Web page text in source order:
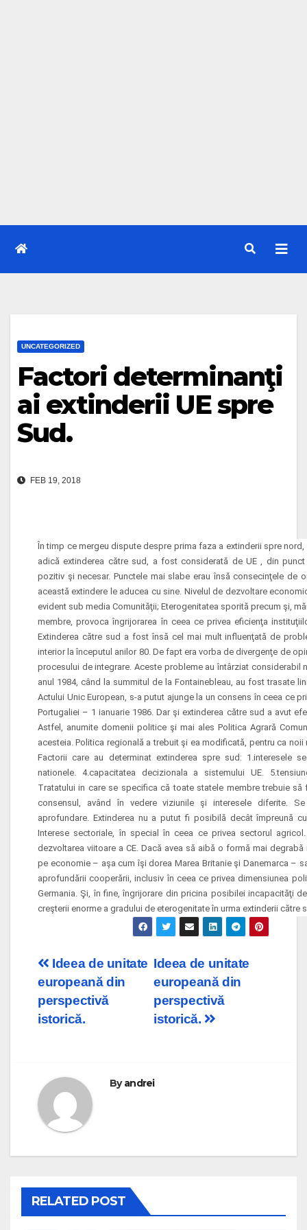
UNCATEGORIZED
Factori determinanţi
ai extinderii UE spre
Sud.
FEB 19, 2018
În timp ce mergeu dispute despre prima faza a extinderii spre nord,
adică extinderea către sud, a fost considerată de UE , din
pozitiv şi necesar. Punctele mai slabe erau însă consecinţele de
această extindere le aducea cu sine. Nivelul de dezvoltare
evident sub media Comunităţii; Eterogenitatea sporită precum şi,
membre, provoca îngrijorarea în ceea ce privea eficienţa
Extinderea către sud a fost însă cel mai mult influenţată de
interior la începutul anilor 80. De fapt era vorba de divergenţe de
procesului de integrare. Aceste probleme au întârziat considerabil
anul 1984, când la summitul de la Fontainebleau, au fost trasate
Actului Unic European, s-a putut ajunge la un consens în ceea ce
Portugaliei – 1 ianuarie 1986. Dar şi extinderea către sud a avut
Astfel, anumite domenii politice şi mai ales Politica Agrară
acesteia. Politica regională a trebuit şi ea modificată, pentru ca
Factorii care au determinat extinderea spre sud: 1.interesele
nationele. 4.capacitatea decizionala a sistemului UE.
Tratatului in care se specifica că toate statele membre trebuie
consensul, având în vedere viziunile şi interesele diferite.
aprofundare. Extinderea nu a putut fi posibilă decât împreună
Interese sectoriale, în special în ceea ce privea sectorul
dezvoltarea viitoare a CE. Dacă avea să aibă o formă mai
pe economie – aşa cum îşi dorea Marea Britanie şi Danemarca –
aprofundării cooperării, inclusiv în ceea ce privea dimensiunea
Germania. Şi, în fine, îngrijorare din pricina posibilei incapacităţi
creşterii enorme a gradului de eterogenitate în urma extinderii către
Post
navigation
Ideea de unitate
europeană din
perspectivă
istorică.
Ideea de unitate
europeană din
perspectivă
istorică.
Byandrei
RELATED POST